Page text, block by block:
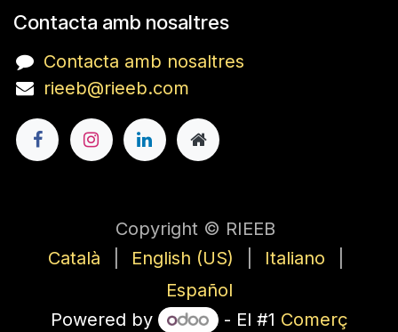
Contacta amb nosaltres
Contacta amb nosaltres
rieeb@rieeb.com
Copyright © RIEEB
Català
English (US) Italiano
Español
Powered by
- El #1 Comerç